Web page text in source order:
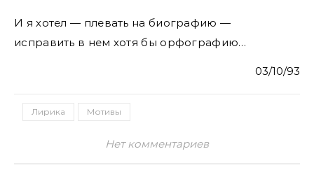
И я хотел — плевать на биографию —
исправить в нем хотя бы орфографию…
03/10/93
Лирика Мотивы
Нет комментариев